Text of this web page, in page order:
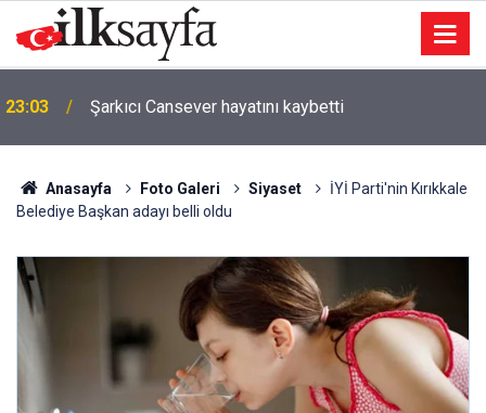
23:03 Şarkıcı Cansever hayatını kaybetti
Anasayfa Foto Galeri Siyaset
İYİ Parti'nin Kırıkkale
Belediye Başkan adayı belli oldu